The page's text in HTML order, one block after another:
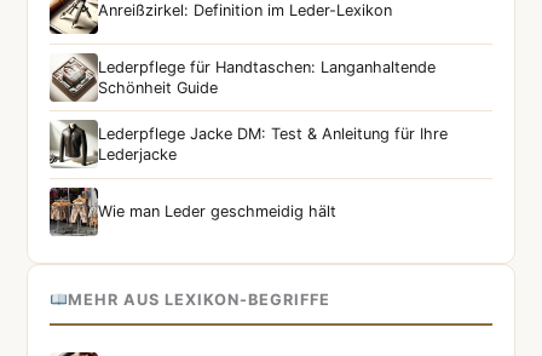
Anreißzirkel: Definition im Leder-Lexikon
Lederpflege für Handtaschen: Langanhaltende
Schönheit Guide
Lederpflege Jacke DM: Test & Anleitung für Ihre
Lederjacke
Wie man Leder geschmeidig hält
MEHR AUS LEXIKON-BEGRIFFE